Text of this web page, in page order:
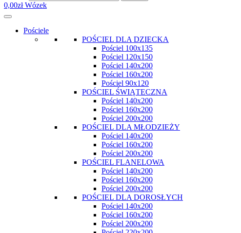
0,00zł Wózek
Pościele
POŚCIEL DLA DZIECKA
Pościel 100x135
Pościel 120x150
Pościel 140x200
Pościel 160x200
Pościel 90x120
POŚCIEL ŚWIĄTECZNA
Pościel 140x200
Pościel 160x200
Pościel 200x200
POŚCIEL DLA MŁODZIEŻY
Pościel 140x200
Pościel 160x200
Pościel 200x200
POŚCIEL FLANELOWA
Pościel 140x200
Pościel 160x200
Pościel 200x200
POŚCIEL DLA DOROSŁYCH
Pościel 140x200
Pościel 160x200
Pościel 200x200